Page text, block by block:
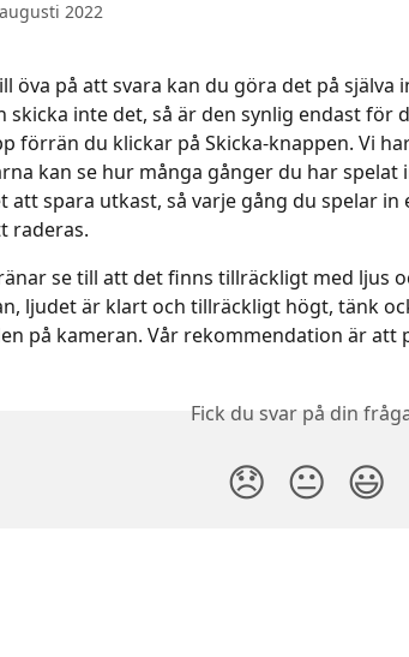
2022
öva på att svara kan du göra det på själva
skicka inte det, så är den synlig endast för
förrän du klickar på Skicka-knappen. Vi
kan se hur många gånger du har spelat
att spara utkast, så varje gång du spelar
raderas.
se till att det finns tillräckligt med ljus
ljudet är klart och tillräckligt högt, tänk
på kameran. Vår rekommendation är att
Fick du svar på din
😞 😐 😃